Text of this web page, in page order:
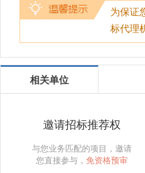
为保证
标代理
相关单位
邀请招标推荐权
与您业务匹配的项目，邀请
您直接参与， 免资格预审